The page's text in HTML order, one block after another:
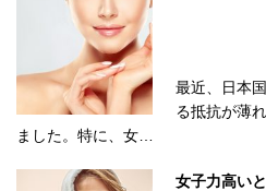
最近、日本
る抵抗が薄
ました。特に、女…
女子力高い